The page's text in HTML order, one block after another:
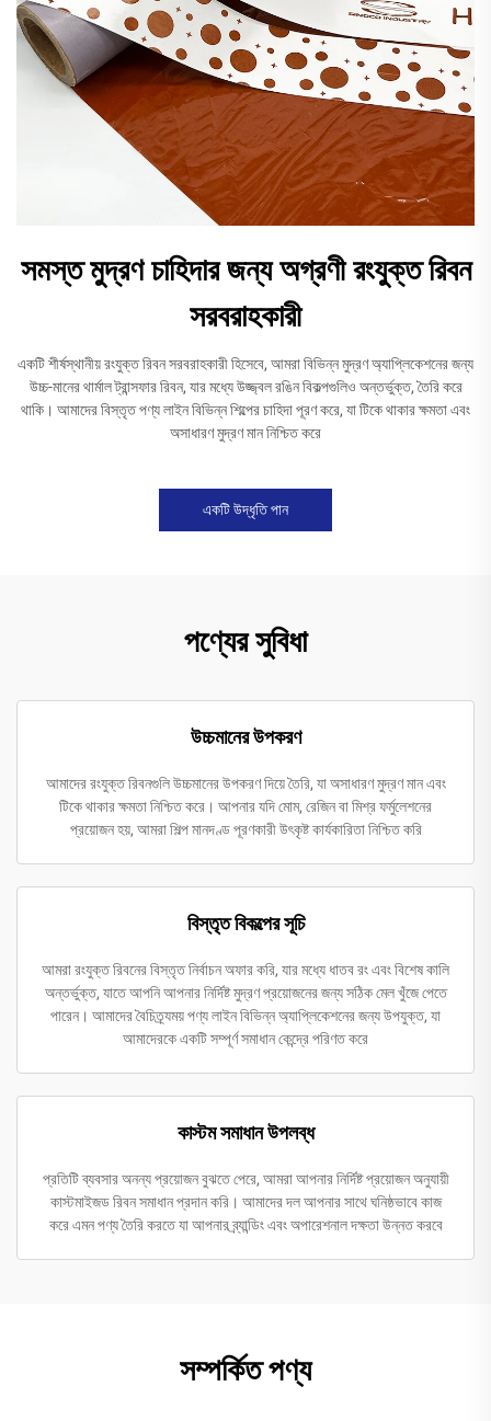
সমস্ত মুদ্রণ চাহিদার জন্য অগ্রণী রংযুক্ত রিবন
সরবরাহকারী
একটি শীর্ষস্থানীয় রংযুক্ত রিবন সরবরাহকারী হিসেবে, আমরা বিভিন্ন মুদ্রণ অ্যাপ্লিকেশনের জন্য
উচ্চ-মানের থার্মাল ট্রান্সফার রিবন, যার মধ্যে উজ্জ্বল রঙিন বিকল্পগুলিও অন্তর্ভুক্ত, তৈরি করে
থাকি। আমাদের বিস্তৃত পণ্য লাইন বিভিন্ন শিল্পের চাহিদা পূরণ করে, যা টিকে থাকার ক্ষমতা এবং
অসাধারণ মুদ্রণ মান নিশ্চিত করে
একটি উদ্ধৃতি পান
পণ্যের সুবিধা
উচ্চমানের উপকরণ
আমাদের রংযুক্ত রিবনগুলি উচ্চমানের উপকরণ দিয়ে তৈরি, যা অসাধারণ মুদ্রণ মান এবং
টিকে থাকার ক্ষমতা নিশ্চিত করে। আপনার যদি মোম, রেজিন বা মিশ্র ফর্মুলেশনের
প্রয়োজন হয়, আমরা শিল্প মানদণ্ড পূরণকারী উৎকৃষ্ট কার্যকারিতা নিশ্চিত করি
বিস্তৃত বিকল্পের সূচি
আমরা রংযুক্ত রিবনের বিস্তৃত নির্বাচন অফার করি, যার মধ্যে ধাতব রং এবং বিশেষ কালি
অন্তর্ভুক্ত, যাতে আপনি আপনার নির্দিষ্ট মুদ্রণ প্রয়োজনের জন্য সঠিক মেল খুঁজে পেতে
পারেন। আমাদের বৈচিত্র্যময় পণ্য লাইন বিভিন্ন অ্যাপ্লিকেশনের জন্য উপযুক্ত, যা
আমাদেরকে একটি সম্পূর্ণ সমাধান কেন্দ্রে পরিণত করে
কাস্টম সমাধান উপলব্ধ
প্রতিটি ব্যবসার অনন্য প্রয়োজন বুঝতে পেরে, আমরা আপনার নির্দিষ্ট প্রয়োজন অনুযায়ী
কাস্টমাইজড রিবন সমাধান প্রদান করি। আমাদের দল আপনার সাথে ঘনিষ্ঠভাবে কাজ
করে এমন পণ্য তৈরি করতে যা আপনার ব্র্যান্ডিং এবং অপারেশনাল দক্ষতা উন্নত করবে
সম্পর্কিত পণ্য